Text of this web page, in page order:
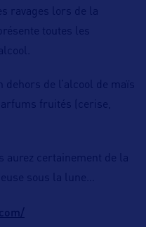
ravages lors de la
toutes les
de l’alcool de maïs
fruités (cerise,
aurez certainement de la
sous la lune…